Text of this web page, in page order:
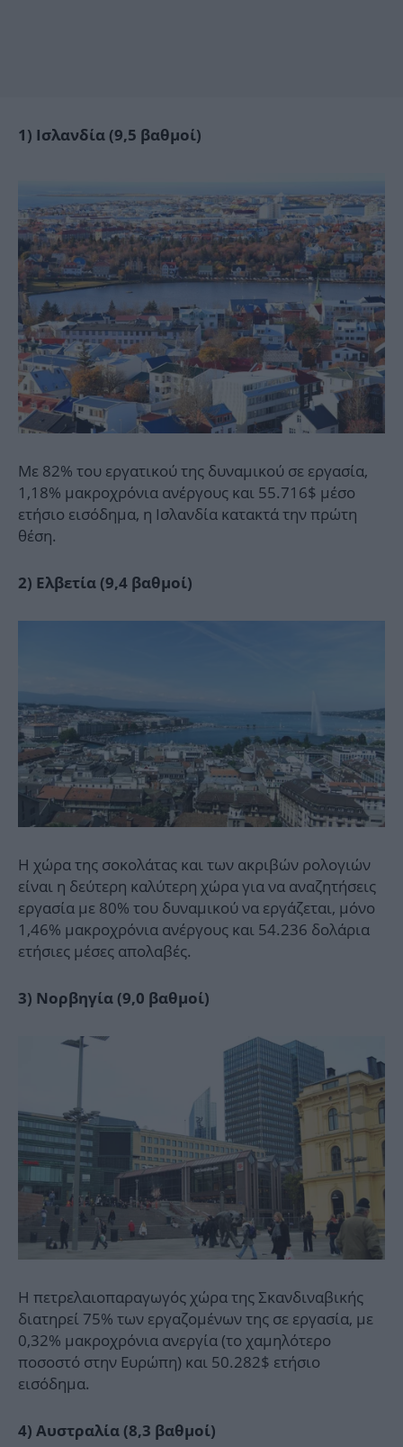
1) Ισλανδία (9,5 βαθμοί)
Με 82% του εργατικού της δυναμικού σε εργασία,
1,18% μακροχρόνια ανέργους και 55.716$ μέσο
ετήσιο εισόδημα, η Ισλανδία κατακτά την πρώτη
θέση.
2) Ελβετία (9,4 βαθμοί)
Η χώρα της σοκολάτας και των ακριβών ρολογιών
είναι η δεύτερη καλύτερη χώρα για να αναζητήσεις
εργασία με 80% του δυναμικού να εργάζεται, μόνο
1,46% μακροχρόνια ανέργους και 54.236 δολάρια
ετήσιες μέσες απολαβές.
3) Νορβηγία (9,0 βαθμοί)
Η πετρελαιοπαραγωγός χώρα της Σκανδιναβικής
διατηρεί 75% των εργαζομένων της σε εργασία, με
0,32% μακροχρόνια ανεργία (το χαμηλότερο
ποσοστό στην Ευρώπη) και 50.282$ ετήσιο
εισόδημα.
4) Αυστραλία (8,3 βαθμοί)